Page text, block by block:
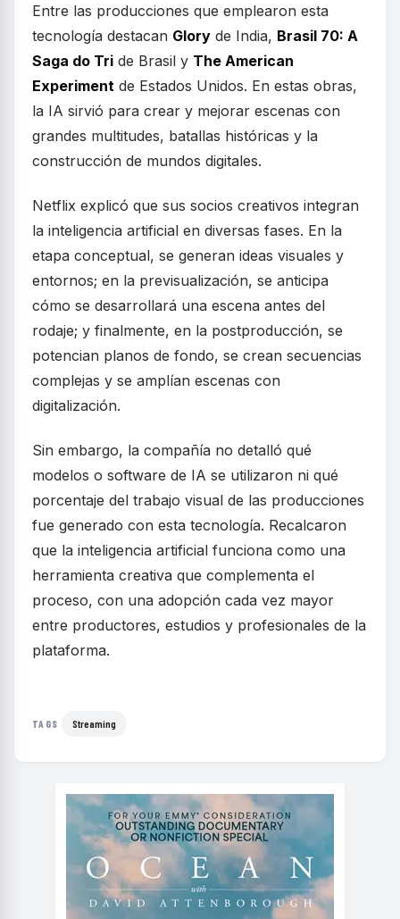
Entre las producciones que emplearon esta
tecnología destacan Glory de India, Brasil 70: A
Saga do Tri de Brasil y The American
Experiment de Estados Unidos. En estas obras,
la IA sirvió para crear y mejorar escenas con
grandes multitudes, batallas históricas y la
construcción de mundos digitales.
Netflix explicó que sus socios creativos integran
la inteligencia artificial en diversas fases. En la
etapa conceptual, se generan ideas visuales y
entornos; en la previsualización, se anticipa
cómo se desarrollará una escena antes del
rodaje; y finalmente, en la postproducción, se
potencian planos de fondo, se crean secuencias
complejas y se amplían escenas con
digitalización.
Sin embargo, la compañía no detalló qué
modelos o software de IA se utilizaron ni qué
porcentaje del trabajo visual de las producciones
fue generado con esta tecnología. Recalcaron
que la inteligencia artificial funciona como una
herramienta creativa que complementa el
proceso, con una adopción cada vez mayor
entre productores, estudios y profesionales de la
plataforma.
TAGS Streaming